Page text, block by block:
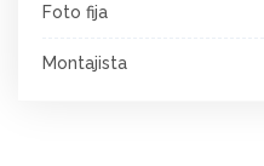
Foto fija
Montajista